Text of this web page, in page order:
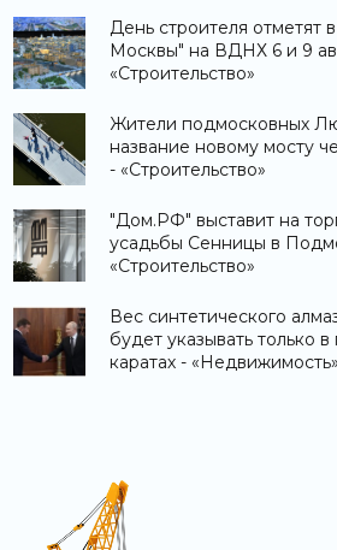
День строителя отметят
Москвы" на ВДНХ 6 и 9
«Строительство»
Жители подмосковных
название новому мосту
- «Строительство»
"Дом.РФ" выставит на
усадьбы Сенницы в
«Строительство»
Вес синтетического
будет указывать только в
каратах - «Недвижимость»